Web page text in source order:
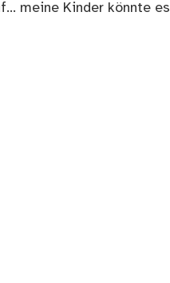
meine Kinder könnte